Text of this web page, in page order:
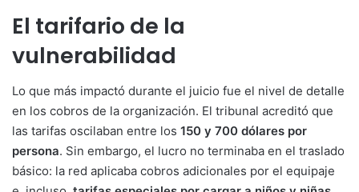
El tarifario de la
vulnerabilidad
Lo que más impactó durante el juicio fue el nivel de detalle
en los cobros de la organización. El tribunal acreditó que
las tarifas oscilaban entre los 150 y 700 dólares por
persona. Sin embargo, el lucro no terminaba en el traslado
básico: la red aplicaba cobros adicionales por el equipaje